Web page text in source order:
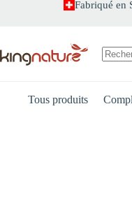
Fabriqué en
Tous produits